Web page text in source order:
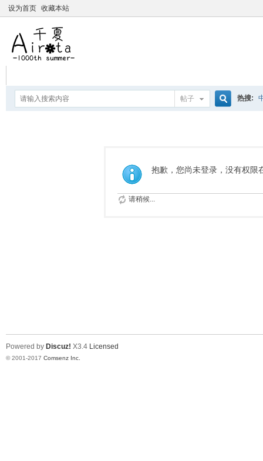
设为首页 收藏本站
帖子
索
热搜:
抱歉，您尚未登录，没有权限
请稍候...
Powered by Discuz! X3.4 Licensed
© 2001-2017 Comsenz Inc.